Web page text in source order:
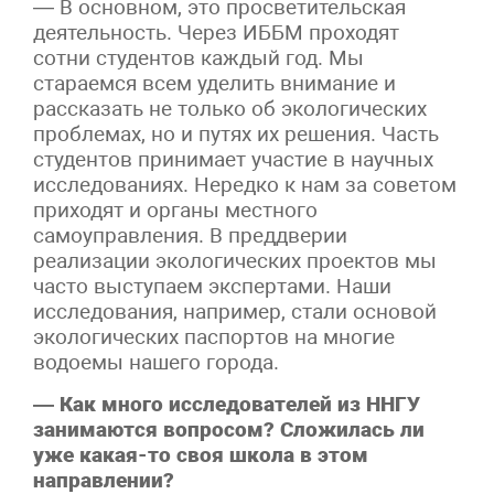
— В основном, это просветительская
деятельность. Через ИББМ проходят
сотни студентов каждый год. Мы
стараемся всем уделить внимание и
рассказать не только об экологических
проблемах, но и путях их решения. Часть
студентов принимает участие в научных
исследованиях. Нередко к нам за советом
приходят и органы местного
самоуправления. В преддверии
реализации экологических проектов мы
часто выступаем экспертами. Наши
исследования, например, стали основой
экологических паспортов на многие
водоемы нашего города.
— Как много исследователей из ННГУ
занимаются вопросом? Сложилась ли
уже какая-то своя школа в этом
направлении?